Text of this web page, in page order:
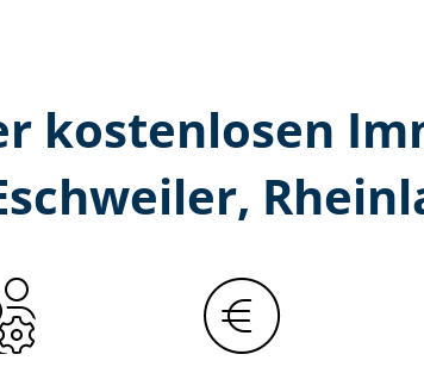
kostenlosen